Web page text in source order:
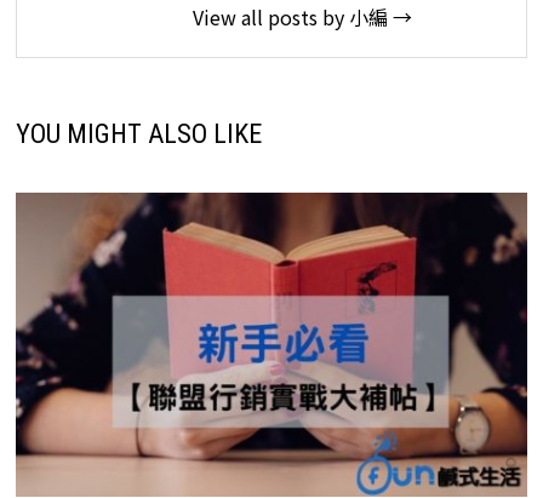
View all posts by 小編 →
YOU MIGHT ALSO LIKE